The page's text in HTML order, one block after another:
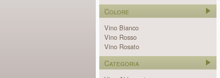
Colore
Vino Bianco
Vino Rosso
Vino Rosato
Categoria